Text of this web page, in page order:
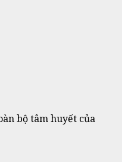
bộ tâm huyết của